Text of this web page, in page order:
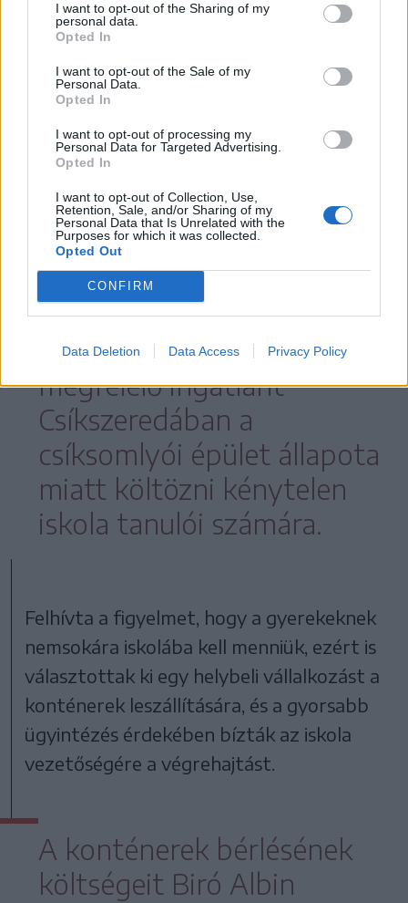
I want to opt-out of the Sharing of my
personal data.
Opted In
I want to opt-out of the Sale of my
Personal Data.
Opted In
I want to opt-out of processing my
Personal Data for Targeted Advertising.
Opted In
I want to opt-out of Collection, Use,
Retention, Sale, and/or Sharing of my
Personal Data that Is Unrelated with the
Purposes for which it was collected.
Opted Out
CONFIRM
Data Deletion Data Access Privacy Policy
megszavazásakor van
szükség.
Sógor Enikő alpolgármester a sürgősségi
helyzettel indokolta a gyors döntést,
amelyet azután hoztak meg a városháza
kulturális és oktatási igazgatósával, hogy
a vagyongazdálkodási
igazgatóság nem talált
megfelelő ingatlant
Csíkszeredában a
csíksomlyói épület állapota
miatt költözni kénytelen
iskola tanulói számára.
Felhívta a figyelmet, hogy a gyerekeknek
nemsokára iskolába kell menniük, ezért is
választottak ki egy helybeli vállalkozást a
konténerek leszállítására, és a gyorsabb
ügyintézés érdekében bízták az iskola
vezetőségére a végrehajtást.
A konténerek bérlésének
költségeit Biró Albin